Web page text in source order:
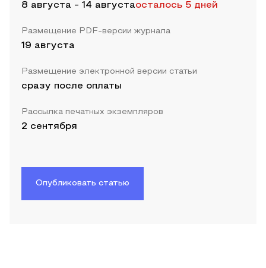
8 августа - 14 августаосталось 5 дней
Размещение PDF-версии журнала
19 августа
Размещение электронной версии статьи
сразу после оплаты
Рассылка печатных экземпляров
2 сентября
Опубликовать статью